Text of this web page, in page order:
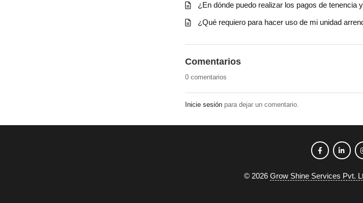
¿En dónde puedo realizar los pagos de tenencia
¿Qué requiero para hacer uso de mi unidad
Comentarios
0 comentarios
Inicie sesión para dejar un comentario.
© 2026 Grow Shine Services Pvt.